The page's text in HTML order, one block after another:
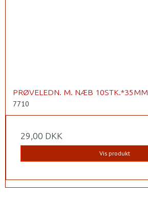
PRØVELEDN. M. NÆB 10STK.*35MM
7710
29,00 DKK
Vis produkt